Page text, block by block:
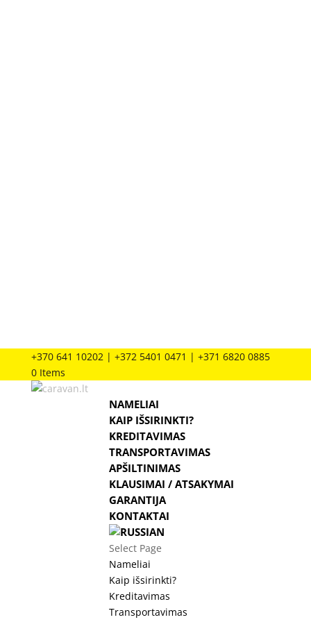
+370 641 10202 | +372 5401 0471 | +371 6820 0885
0 Items
NAMELIAI
KAIP IŠSIRINKTI?
KREDITAVIMAS
TRANSPORTAVIMAS
APŠILTINIMAS
KLAUSIMAI / ATSAKYMAI
GARANTIJA
KONTAKTAI
Select Page
Nameliai
Kaip išsirinkti?
Kreditavimas
Transportavimas